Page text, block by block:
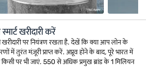
खरीदारी करें
पर नियंत्रण रखता है. देखें कि क्या आप लोन के
में तुरंत मंज़ूरी प्राप्त करें. अप्रूव होने के बाद, पूरे भारत में
किसी पर भी जाएं. 550 से अधिक प्रमुख ब्रांड के 1 मिलियन